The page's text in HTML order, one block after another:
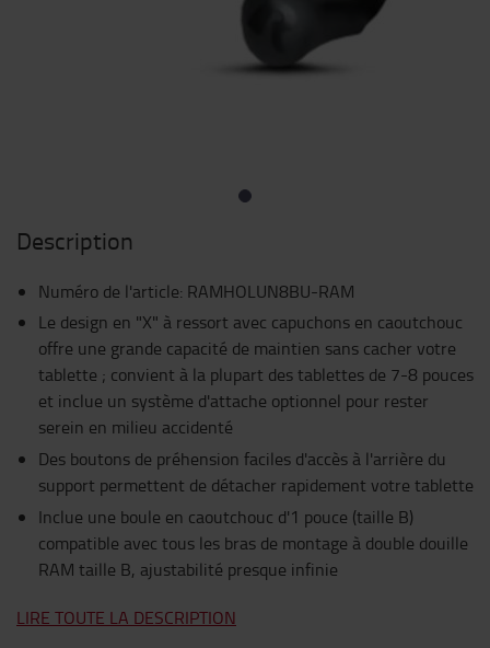
Description
Numéro de l'article: RAMHOLUN8BU-RAM
Le design en "X" à ressort avec capuchons en caoutchouc
offre une grande capacité de maintien sans cacher votre
tablette ; convient à la plupart des tablettes de 7-8 pouces
et inclue un système d'attache optionnel pour rester
serein en milieu accidenté
Des boutons de préhension faciles d'accès à l'arrière du
support permettent de détacher rapidement votre tablette
Inclue une boule en caoutchouc d'1 pouce (taille B)
compatible avec tous les bras de montage à double douille
RAM taille B, ajustabilité presque infinie
LIRE TOUTE LA DESCRIPTION